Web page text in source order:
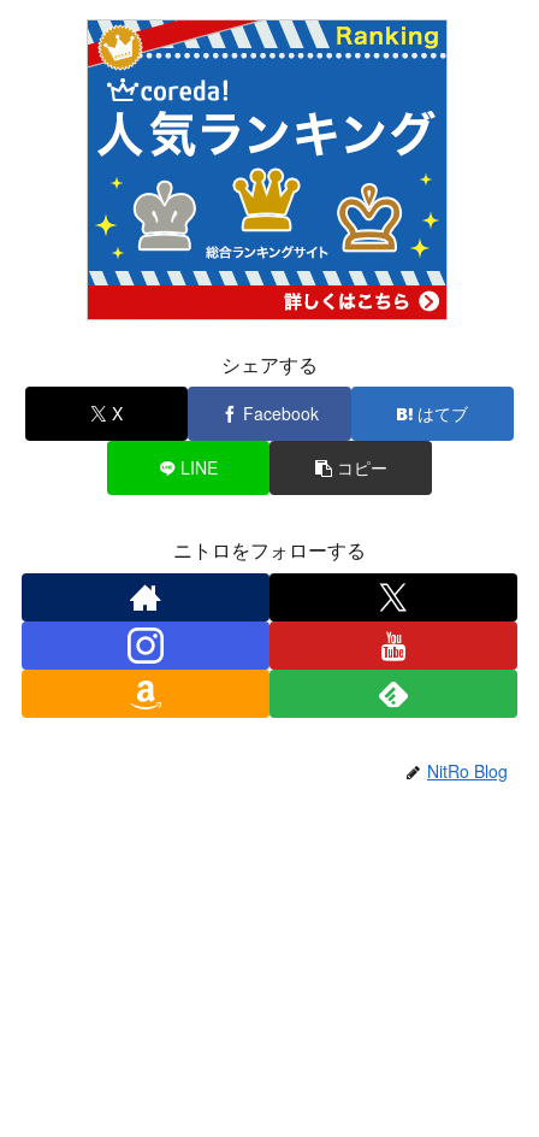
シェアする
X Facebook はてブ
LINE コピー
ニトロをフォローする
NitRo Blog